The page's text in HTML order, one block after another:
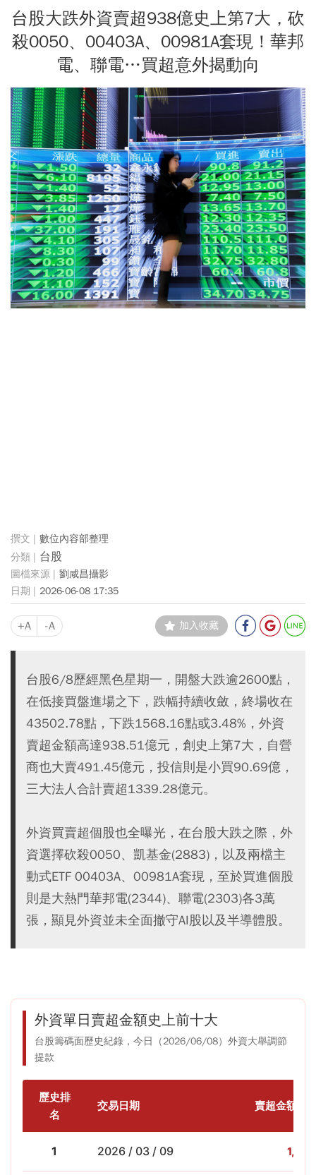
台股大跌外資賣超938億史上第7大，砍
殺0050、00403A、00981A套現！華邦
電、聯電…買超意外揭動向
數位內容部整理
台股
劉咸昌攝影
2026-06-08 17:35
+A -A 加入收藏
台股6/8歷經黑色星期一，開盤大跌逾2600點，
在低接買盤進場之下，跌幅持續收斂，終場收在
43502.78點，下跌1568.16點或3.48%，外資
賣超金額高達938.51億元，創史上第7大，自營
商也大賣491.45億元，投信則是小買90.69億，
三大法人合計賣超1339.28億元。
外資買賣超個股也全曝光，在台股大跌之際，外
資選擇砍殺0050、凱基金(2883)，以及兩檔主
動式ETF 00403A、00981A套現，至於買進個股
則是大熱門華邦電(2344)、聯電(2303)各3萬
張，顯見外資並未全面撤守AI股以及半導體股。
外資單日賣超金額史上前十大
台股籌碼面歷史紀錄，今日（2026/06/08）外資大舉調節
提款
歷史排
名
交易日期 賣超金額 (
1 2026 / 03 / 09